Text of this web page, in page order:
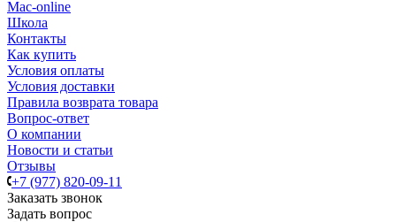
Mac-online
Школа
Контакты
Как купить
Условия оплаты
Условия доставки
Правила возврата товара
Вопрос-ответ
О компании
Новости и статьи
Отзывы
+7 (977) 820-09-11
Заказать звонок
Задать вопрос